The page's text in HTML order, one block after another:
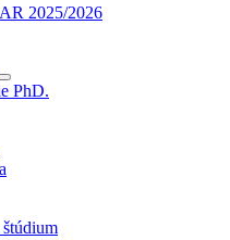
2025/2026
PhD.